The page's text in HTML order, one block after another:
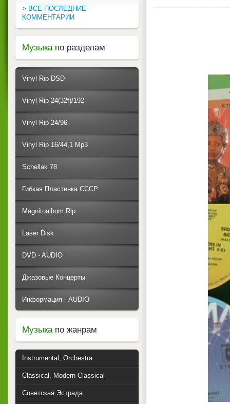
> ВСЕ ПОСЛЕДНИЕ
КОММЕНТАРИИ
Музыка по разделам
Vinyl Rip DSD
Vinyl Rip 24(32f)/192
Vinyl Rip 24/96
Vinyl Rip 16/44,1 Mp3
Schellak 78
Гибкая Пластинка СССР
Magnitoalbom Rip
Laser Disk
DVD - AUDIO
Джазовые Концерты
Информация - AUDIO
Музыкапо жанрам
Instrumental, Orchestra
Classical, Modern Classical
Советская Эстрада